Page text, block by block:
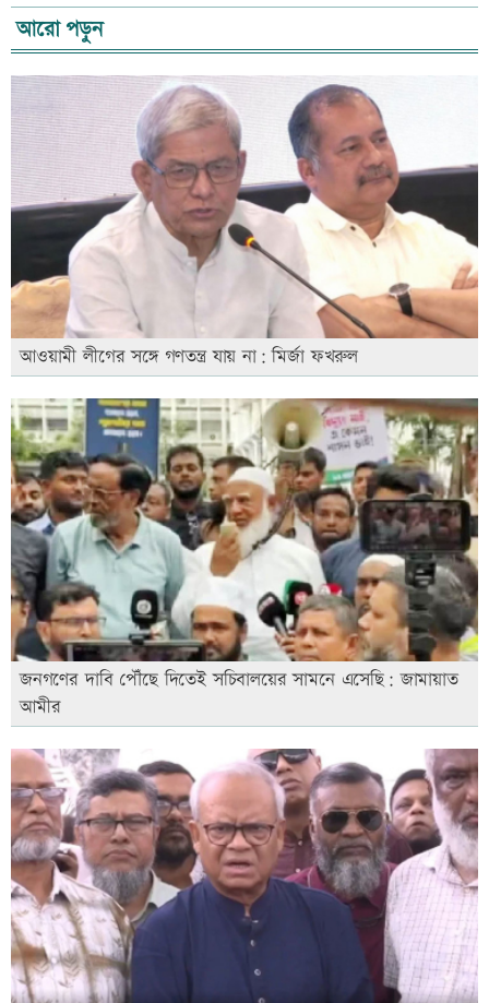
আরো পড়ুন
আওয়ামী লীগের সঙ্গে গণতন্ত্র যায় না: মির্জা ফখরুল
জনগণের দাবি পৌঁছে দিতেই সচিবালয়ের সামনে এসেছি: জামায়াত
আমীর